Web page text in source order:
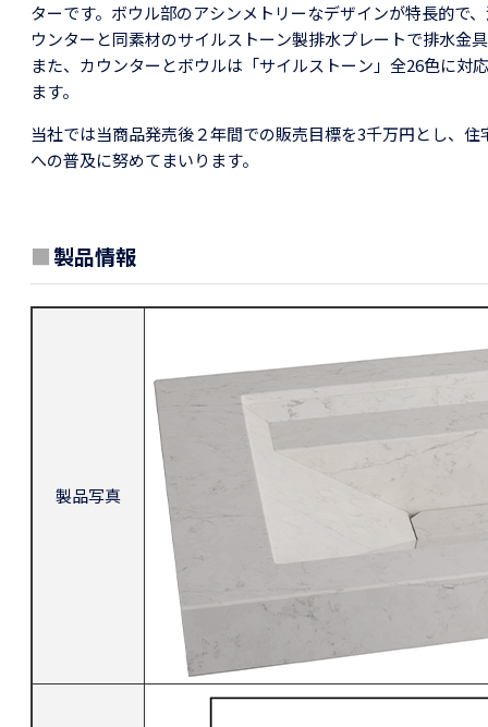
ターです。ボウル部のアシンメトリーなデザインが特長的で
ウンターと同素材のサイルストーン製排水プレートで排水金
また、カウンターとボウルは「サイルストーン」全26色に
ます。
当社では当商品発売後２年間での販売目標を3千万円とし、
への普及に努めてまいります。
■製品情報
製品写真